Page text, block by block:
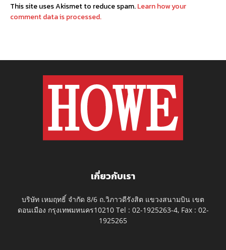
This site uses Akismet to reduce spam.Learn how your
comment data is processed.
เกี่ยวกับเรา
บริษัท เหมฤทธิ์ จำกัด 8/6 ถ.วิภาวดีรังสิต แขวงสนามบิน เขต
ดอนเมือง กรุงเทพมหนคร10210 Tel : 02-1925263-4, Fax : 02-
1925265